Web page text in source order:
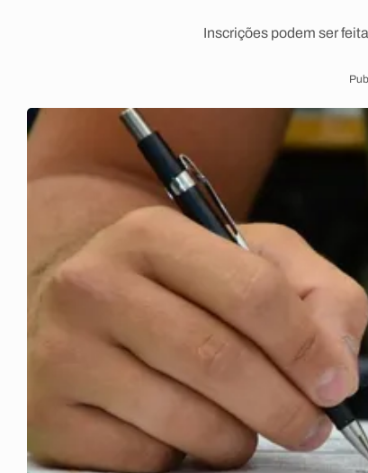
Inscrições podem ser